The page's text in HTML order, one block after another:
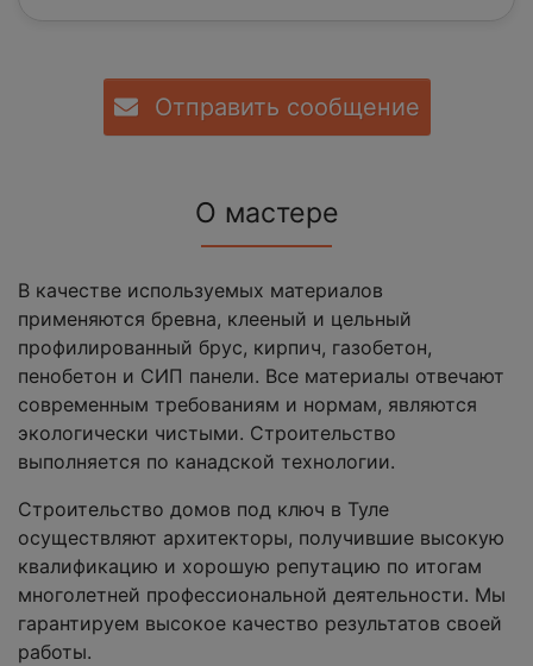
Отправить сообщение
О мастере
В качестве используемых материалов
применяются бревна, клееный и цельный
профилированный брус, кирпич, газобетон,
пенобетон и СИП панели. Все материалы отвечают
современным требованиям и нормам, являются
экологически чистыми. Строительство
выполняется по канадской технологии.
Строительство домов под ключ в Туле
осуществляют архитекторы, получившие высокую
квалификацию и хорошую репутацию по итогам
многолетней профессиональной деятельности. Мы
гарантируем высокое качество результатов своей
работы.